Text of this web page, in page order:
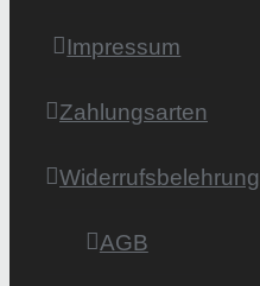
Impressum
Zahlungsarten
Widerrufsbelehrung
AGB